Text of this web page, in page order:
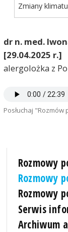
Zmiany
dr n. med.
[29.04.2025 r.]
alergolożka z
Posłuchaj
Rozmowy
Rozmowy
Rozmowy
Serwis
Archiwum